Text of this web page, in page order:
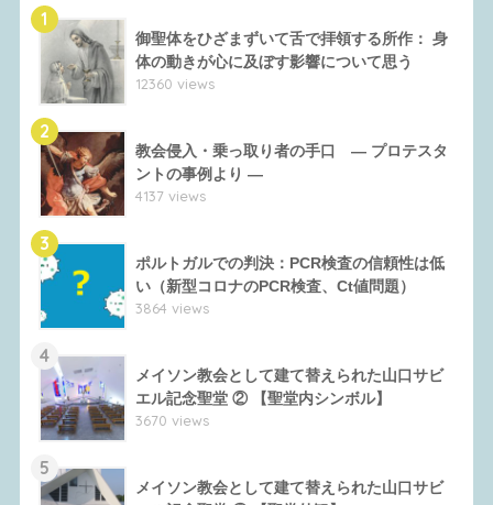
1
御聖体をひざまずいて舌で拝領する所作： 身
体の動きが心に及ぼす影響について思う
12360 views
2
教会侵入・乗っ取り者の手口 ― プロテスタ
ントの事例より ―
4137 views
3
ポルトガルでの判決：PCR検査の信頼性は低
い（新型コロナのPCR検査、Ct値問題）
3864 views
4
メイソン教会として建て替えられた山口サビ
エル記念聖堂 ② 【聖堂内シンボル】
3670 views
5
メイソン教会として建て替えられた山口サビ